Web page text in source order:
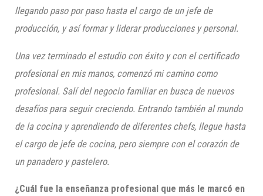
llegando paso por paso hasta el cargo de un jefe de
producción, y así formar y liderar producciones y personal.
Una vez terminado el estudio con éxito y con el certificado
profesional en mis manos, comenzó mi camino como
profesional. Salí del negocio familiar en busca de nuevos
desafíos para seguir creciendo. Entrando también al mundo
de la cocina y aprendiendo de diferentes chefs, llegue hasta
el cargo de jefe de cocina, pero siempre con el corazón de
un panadero y pastelero.
¿Cuál fue la enseñanza profesional que más le marcó en